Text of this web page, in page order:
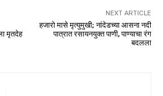
मृतदेह
NEXT ARTICLE
हजारो मासे मृत्युमुखी; नांदेडच्या आसना नदी
पात्रात रसायनयुक्त पाणी, पाण्याचा रंग
बदलला